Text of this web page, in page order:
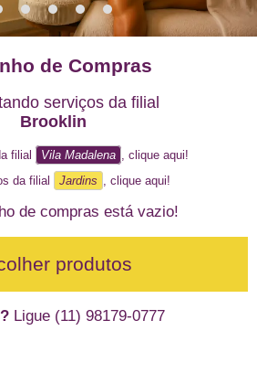
de Compras
serviços da filial
Brooklin
filial Vila Madalena , clique aqui!
da filial
Jardins , clique aqui!
de compras está vazio!
produtos
Ligue (11) 98179-0777